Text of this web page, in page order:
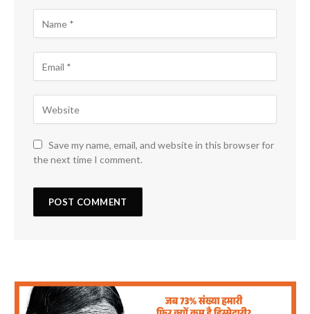
Save my name, email, and website in this browser for
the next time I comment.